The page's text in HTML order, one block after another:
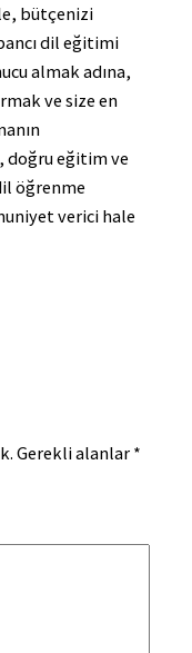
bütçenizi
dil eğitimi
almak adına,
ve size en
doğru eğitim ve
öğrenme
verici hale
Gerekli alanlar *